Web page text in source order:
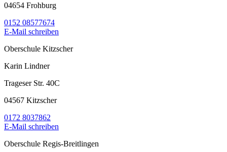
04654 Frohburg
0152 08577674
E-Mail schreiben
Oberschule Kitzscher
Karin Lindner
Trageser Str. 40C
04567 Kitzscher
0172 8037862
E-Mail schreiben
Oberschule Regis-Breitlingen